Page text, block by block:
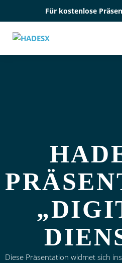
springen
Für kostenlose
Diese Präsentation widmet sich